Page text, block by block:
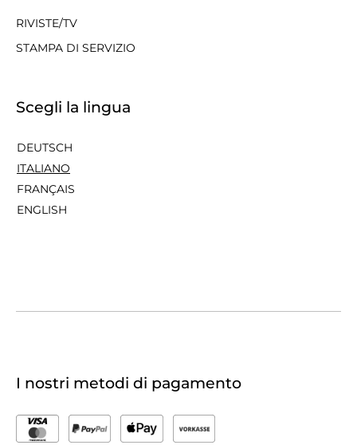
RIVISTE/TV
STAMPA DI SERVIZIO
Scegli la lingua
DEUTSCH
ITALIANO
FRANÇAIS
ENGLISH
I nostri metodi di pagamento